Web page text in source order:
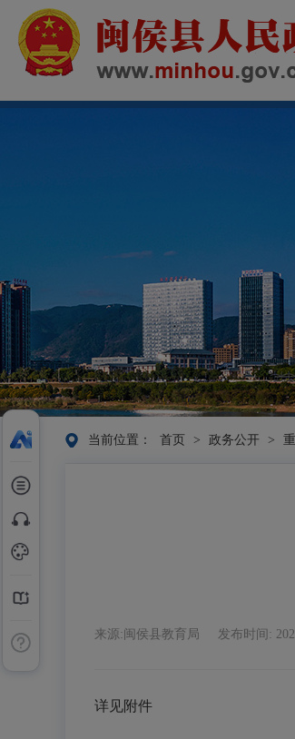
当前位置： 首页 > 政务公开 >
来源:闽侯县教育局 发布时间:
详见附件